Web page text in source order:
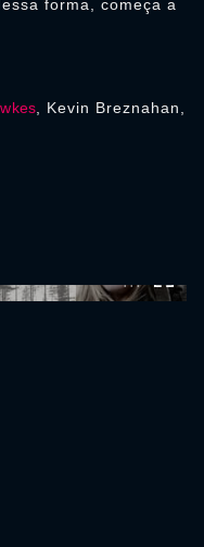
forma, começa a
, Kevin Breznahan,